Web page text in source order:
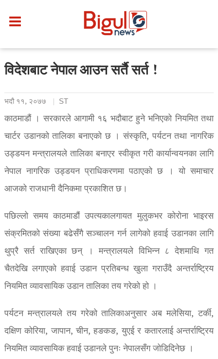
विदेशबाट नेपाल आउन सर्तै सर्त !
भदौ ११, २०७७ ST
काठमाडौं । सरकारले आगामी १६ भदौबाट हुने भनिएको नियमित तथा
चार्टर उडानको तालिका बनाएको छ । संस्कृति, पर्यटन तथा नागरिक
उड्डयन मन्त्रालयले तालिका बनाएर स्वीकृत गरी कार्यान्वयनका लागि
नेपाल नागरिक उड्डयन प्राधिकरणमा पठाएको छ । यो समाचार
आजको राजधानी दैनिकमा प्रकाशित छ।
पछिल्लो समय काठमाडौं उपत्यकालगायत मुलुकभर कोरोना भाइरस
संक्रमितको संख्या बढेसँगै सञ्चालन गर्न लागेको हवाई उडानका लागि
थुप्रै सर्त राखिएका छन् । मन्त्रालयले विभिन्न ८ देशमाथि गत
चैतदेखि लगाएको हवाई उडान प्रतिबन्ध खुला गराउँदै अन्तर्राष्ट्रिय
नियमित व्यावसायिक उडान तालिका तय गरेको हो ।
पर्यटन मन्त्रालयले तय गरेको तालिकाअनुसार अब मलेसिया, टर्की,
दक्षिण कोरिया, जापान, चीन, हङकङ, युएई र कतारलाई अन्तर्राष्ट्रिय
नियमित व्यावसायिक हवाई उडानले पुनः नेपालसँग जोडिदिनेछ ।